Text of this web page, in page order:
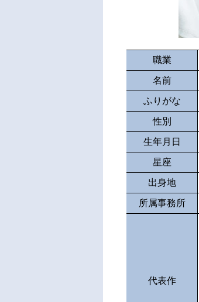
職業
名前
ふりがな
性別
生年月日
星座
出身地
所属事務所
代表作